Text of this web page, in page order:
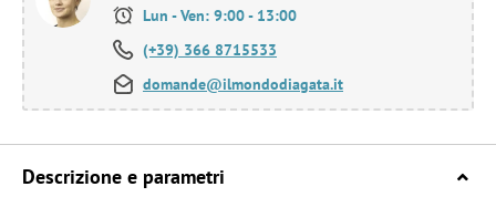
Lun - Ven: 9:00 - 13:00
(+39) 366 8715533
domande@ilmondodiagata.it
Descrizione e parametri